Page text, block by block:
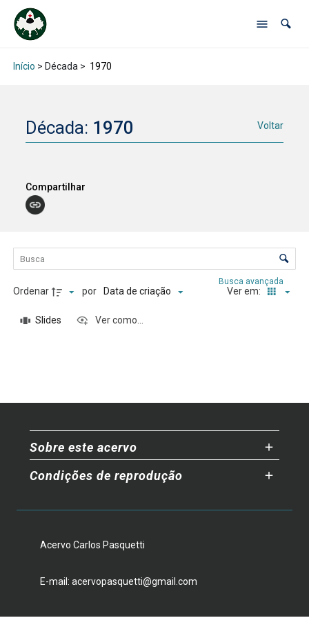
Início > Década > 1970
Década: 1970 Voltar
Compartilhar
Lista de itens
Controle de ordenação e visualização
Busca avançada
Ordenar por Data de criação Ver em:
Slides Ver como...
Sobre este acervo
Condições de reprodução
Acervo Carlos Pasquetti
E-mail: acervopasquetti@gmail.com